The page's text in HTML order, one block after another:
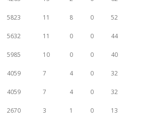
5823 11 8 0 52
5632 11 0 0 44
5985 10 0 0 40
4059 7 4 0 32
4059 7 4 0 32
2670 3 1 0 13